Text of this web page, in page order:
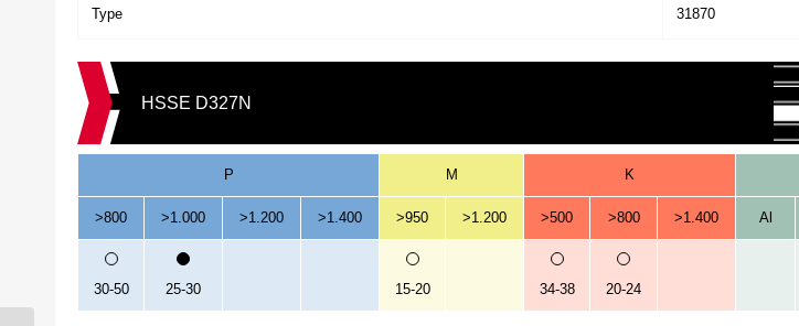
Type 31870
HSSE D327N
P M K
>800 >1.000 >1.200 >1.400 >950 >1.200 >500 >800 >1.400 Al
30-50 25-30 15-20 34-38 20-24